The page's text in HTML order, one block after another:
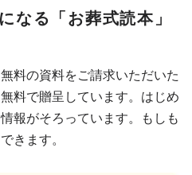
なる「お葬式読本」
料の資料をご請求いただいた
料で贈呈しています。はじめ
報がそろっています。もしも
きます。